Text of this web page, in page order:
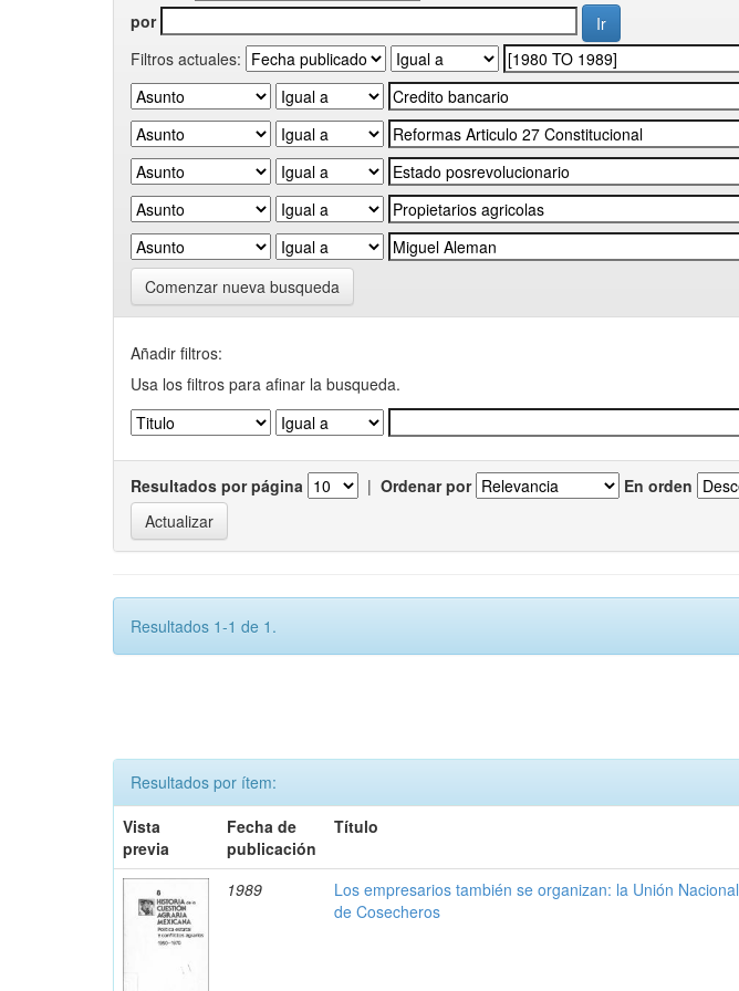
por
Filtros actuales:
Comenzar nueva busqueda
Añadir filtros:
Usa los filtros para afinar la busqueda.
Resultados por página | Ordenar por En orden
Resultados 1-1 de 1.
Resultados por ítem:
Vista
previa
Fecha de
publicación
Título
1989
Los empresarios también se organizan: la Unión Nacional
de Cosecheros